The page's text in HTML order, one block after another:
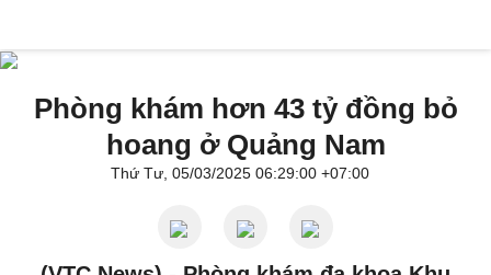
Phòng khám hơn 43 tỷ đồng bỏ
hoang ở Quảng Nam
Thứ Tư, 05/03/2025 06:29:00 +07:00